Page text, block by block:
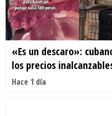
«Es un descaro»:
los precios
Hace 1 día